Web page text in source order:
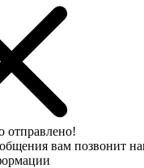
отправлено!
вам позвонит